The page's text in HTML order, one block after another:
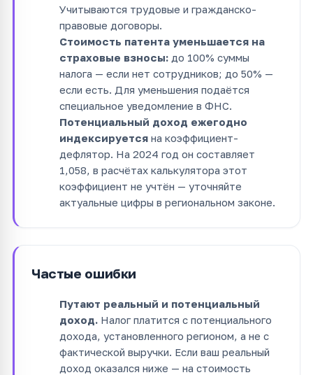
Учитываются трудовые и гражданско-
правовые договоры.
Стоимость патента уменьшается на
страховые взносы: до 100% суммы
налога — если нет сотрудников; до 50% —
если есть. Для уменьшения подаётся
специальное уведомление в ФНС.
Потенциальный доход ежегодно
индексируется на коэффициент-
дефлятор. На 2024 год он составляет
1,058, в расчётах калькулятора этот
коэффициент не учтён — уточняйте
актуальные цифры в региональном законе.
Частые ошибки
Путают реальный и потенциальный
доход. Налог платится с потенциального
дохода, установленного регионом, а не с
фактической выручки. Если ваш реальный
доход оказался ниже — на стоимость